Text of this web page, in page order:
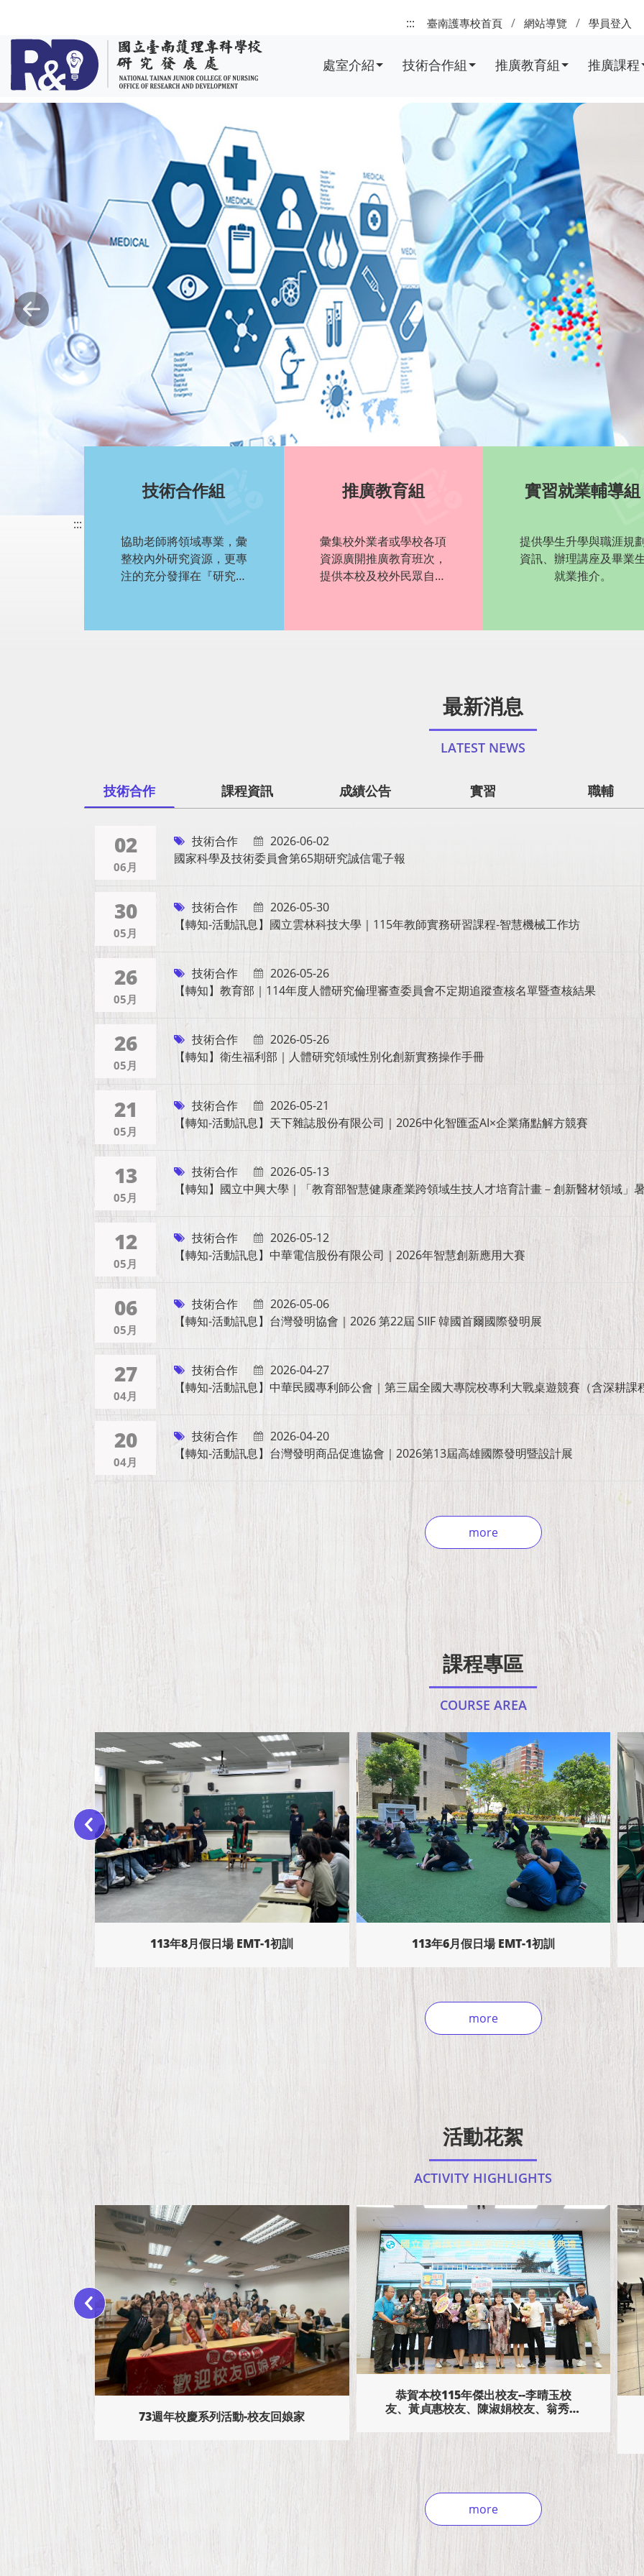
:::
臺南護專校首頁 網站導覽 學員登入
處室介紹 技術合作組 推廣教育組 推廣課程
Previous
:::
技術合作組
協助老師將領域專業，彙
整校內外研究資源，更專
注的充分發揮在『研究、
推廣教育組
彙集校外業者或學校各項
資源廣開推廣教育班次，
提供本校及校外民眾自我
實習就業輔導組
提供學生升學與職涯規
資訊、辦理講座及畢業
就業推介。
最新消息
LATEST NEWS
技術合作 課程資訊 成績公告 實習 職輔
02
06月
技術合作
2026-06-02
國家科學及技術委員會第65期研究誠信電子報
30
05月
技術合作
2026-05-30
【轉知-活動訊息】國立雲林科技大學｜115年教師實務研習課程-智慧機械工作坊
26
05月
技術合作
2026-05-26
【轉知】教育部｜114年度人體研究倫理審查委員會不定期追蹤查核名單暨查核結果
26
05月
技術合作
2026-05-26
【轉知】衛生福利部｜人體研究領域性別化創新實務操作手冊
21
05月
技術合作
2026-05-21
【轉知-活動訊息】天下雜誌股份有限公司｜2026中化智匯盃AI×企業痛點解方競賽
13
05月
技術合作
2026-05-13
【轉知】國立中興大學｜「教育部智慧健康產業跨領域生技人才培育計畫－創新醫材領域」
12
05月
技術合作
2026-05-12
【轉知-活動訊息】中華電信股份有限公司｜2026年智慧創新應用大賽
06
05月
技術合作
2026-05-06
【轉知-活動訊息】台灣發明協會｜2026 第22屆 SIIF 韓國首爾國際發明展
27
04月
技術合作
2026-04-27
【轉知-活動訊息】中華民國專利師公會｜第三屆全國大專院校專利大戰桌遊競賽（含深耕課
20
04月
技術合作
2026-04-20
【轉知-活動訊息】台灣發明商品促進協會｜2026第13屆高雄國際發明暨設計展
more
課程專區
COURSE AREA
113年6月假日場 EMT-1初訓 113年11月假日場 EMT-1初訓
more
活動花絮
ACTIVITY HIGHLIGHTS
恭賀本校115年傑出校友--李晴玉校
友、黃貞惠校友、陳淑娟校友、翁秀蘭
校友、陳品妤校友
114學年度下學期UCAN職能診斷講習
活動
more